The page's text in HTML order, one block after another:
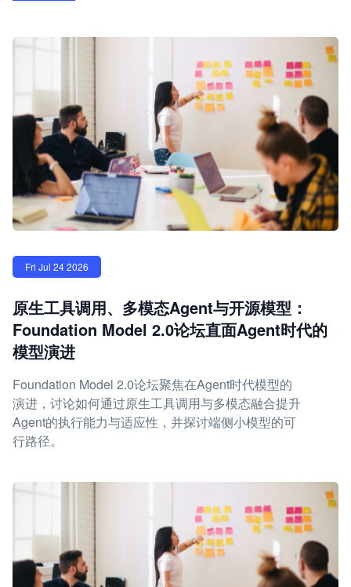
Fri Jul 24 2026
原生工具调用、多模态Agent与开源模型：
Foundation Model 2.0论坛直面Agent时代的
模型演进
Foundation Model 2.0论坛聚焦在Agent时代模型的
演进，讨论如何通过原生工具调用与多模态融合提升
Agent的执行能力与适应性，并探讨端侧小模型的可
行路径。